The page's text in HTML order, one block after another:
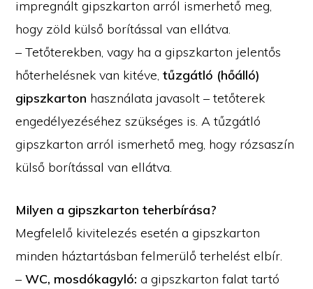
impregnált gipszkarton arról ismerhető meg,
hogy zöld külső borítással van ellátva.
– Tetőterekben, vagy ha a gipszkarton jelentős
hőterhelésnek van kitéve,tűzgátló (hőálló)
gipszkarton használata javasolt – tetőterek
engedélyezéséhez szükséges is. A tűzgátló
gipszkarton arról ismerhető meg, hogy rózsaszín
külső borítással van ellátva.
Milyen a gipszkarton teherbírása?
Megfelelő kivitelezés esetén a gipszkarton
minden háztartásban felmerülő terhelést elbír.
–WC, mosdókagyló: a gipszkarton falat tartó